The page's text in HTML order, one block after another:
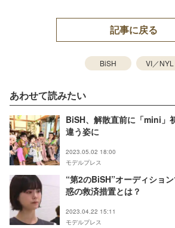
記事に戻る
BiSH VI／NYL
あわせて読みたい
BiSH、解散直前に「mini」
違う姿に
2023.05.02 18:00
モデルプレス
“第2のBiSH”オーディショ
惑の救済措置とは？
2023.04.22 15:11
モデルプレス